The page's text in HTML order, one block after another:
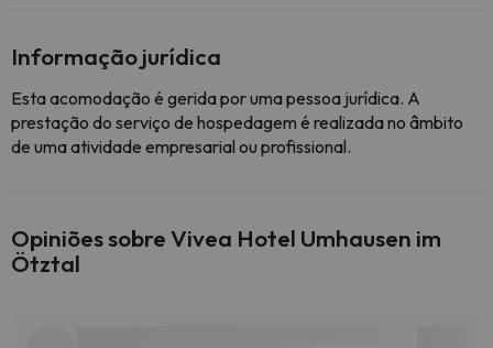
Informação jurídica
Esta acomodação é gerida por uma pessoa jurídica. A
prestação do serviço de hospedagem é realizada no âmbito
de uma atividade empresarial ou profissional.
Opiniões sobre Vivea Hotel Umhausen im
Ötztal